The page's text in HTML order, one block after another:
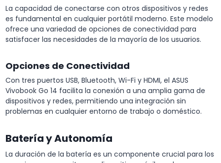
La capacidad de conectarse con otros dispositivos y redes
es fundamental en cualquier portátil moderno. Este modelo
ofrece una variedad de opciones de conectividad para
satisfacer las necesidades de la mayoría de los usuarios.
Opciones de Conectividad
Con tres puertos USB, Bluetooth, Wi-Fi y HDMI, el ASUS
Vivobook Go 14 facilita la conexión a una amplia gama de
dispositivos y redes, permitiendo una integración sin
problemas en cualquier entorno de trabajo o doméstico.
Batería y Autonomía
La duración de la batería es un componente crucial para los